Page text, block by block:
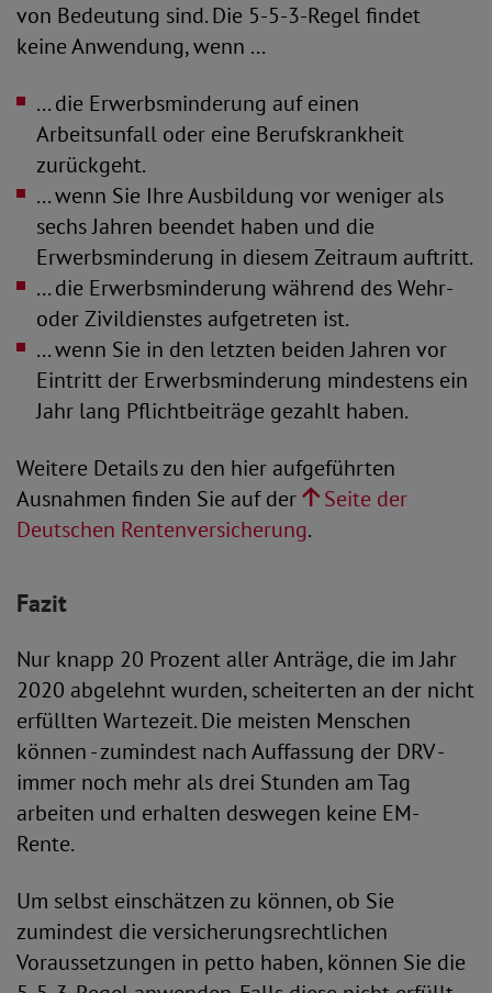
von Bedeutung sind. Die 5-5-3-Regel findet
keine Anwendung, wenn ...
... die Erwerbsminderung auf einen
Arbeitsunfall oder eine Berufskrankheit
zurückgeht.
... wenn Sie Ihre Ausbildung vor weniger als
sechs Jahren beendet haben und die
Erwerbsminderung in diesem Zeitraum auftritt.
... die Erwerbsminderung während des Wehr-
oder Zivildienstes aufgetreten ist.
... wenn Sie in den letzten beiden Jahren vor
Eintritt der Erwerbsminderung mindestens ein
Jahr lang Pflichtbeiträge gezahlt haben.
Weitere Details zu den hier aufgeführten
Ausnahmen finden Sie auf der
Seite der
Deutschen Rentenversicherung.
Fazit
Nur knapp 20 Prozent aller Anträge, die im Jahr
2020 abgelehnt wurden, scheiterten an der nicht
erfüllten Wartezeit. Die meisten Menschen
können - zumindest nach Auffassung der DRV -
immer noch mehr als drei Stunden am Tag
arbeiten und erhalten deswegen keine EM-
Rente.
Um selbst einschätzen zu können, ob Sie
zumindest die versicherungsrechtlichen
Voraussetzungen in petto haben, können Sie die